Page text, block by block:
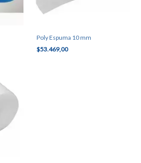
Poly Espuma 10 mm
$53.469,00